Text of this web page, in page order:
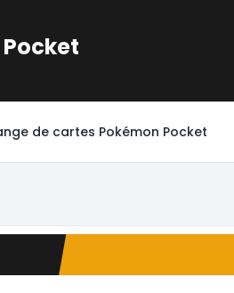
de cartes Pokémon Pocket